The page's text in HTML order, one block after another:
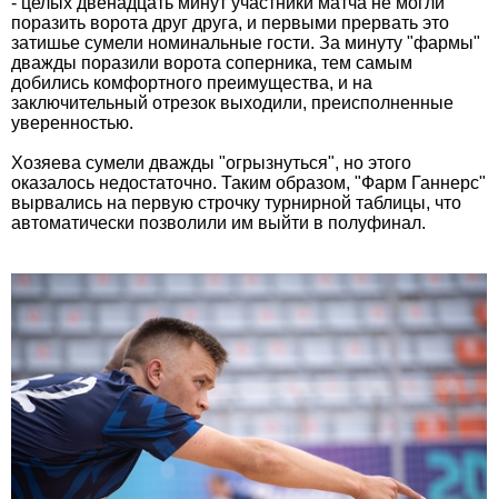
поразить ворота друг друга, и первыми прервать это
затишье сумели номинальные гости. За минуту "фармы"
дважды поразили ворота соперника, тем самым
добились комфортного преимущества, и на
заключительный отрезок выходили, преисполненные
уверенностью.
Хозяева сумели дважды "огрызнуться", но этого
оказалось недостаточно. Таким образом, "Фарм Ганнерс"
вырвались на первую строчку турнирной таблицы, что
автоматически позволили им выйти в полуфинал.